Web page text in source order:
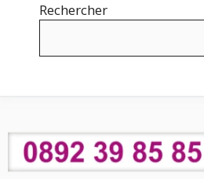
Rechercher